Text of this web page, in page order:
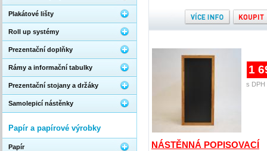
NÁSTĚNNÁ POPISOVACÍ
1
s DPH
Plakátové lišty
Roll up systémy
Prezentační doplňky
Rámy a informační tabulky
Prezentační stojany a držáky
Samolepicí nástěnky
Papír a papírové výrobky
Papír